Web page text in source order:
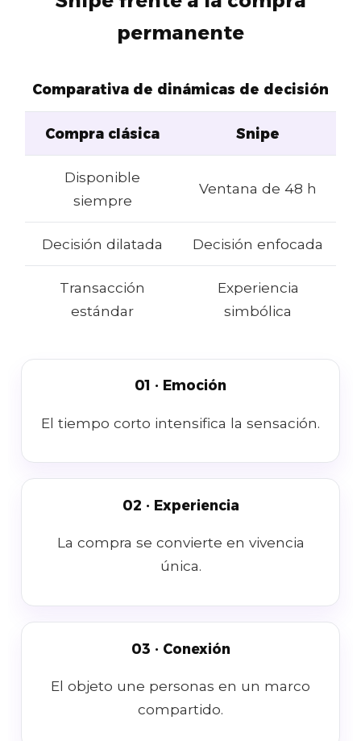
permanente
Comparativa de dinámicas de decisión
Compra clásica Snipe
Disponible
siempre
Ventana de 48 h
Decisión dilatada Decisión enfocada
Transacción
estándar
Experiencia
simbólica
01 · Emoción
El tiempo corto intensifica la sensación.
02 · Experiencia
La compra se convierte en vivencia
única.
03 · Conexión
El objeto une personas en un marco
compartido.